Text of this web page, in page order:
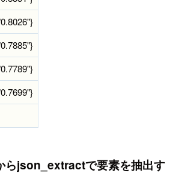
json_extractで要素を抽出す